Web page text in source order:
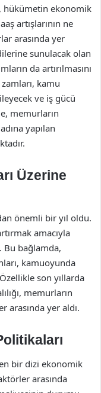
hükümetin ekonomik
artışlarının ne
arasında yer
sunulacak olan
da artırılmasını
kamu
ve iş gücü
memurların
yapılan
Üzerine
önemli bir yıl oldu.
amacıyla
Bu bağlamda,
kamuoyunda
son yıllarda
memurların
arasında yer aldı.
bir dizi ekonomik
arasında